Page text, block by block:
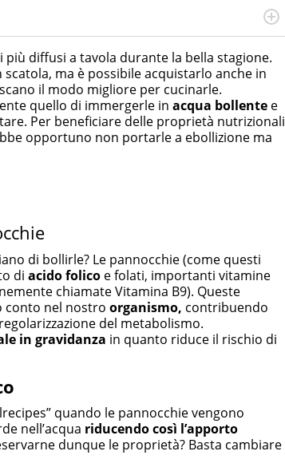
Management e Google Digital Training su
di contenuti in ottica SEO e dello sviluppo
digitali.
diffusi a tavola durante la bella stagione.
ma è possibile acquistarlo anche in
il modo migliore per cucinarle.
quello di immergerle in acqua bollente e
Per beneficiare delle proprietà nutrizionali
opportuno non portarle a ebollizione ma
di bollirle? Le pannocchie (come questi
di acido folico e folati, importanti vitamine
chiamate Vitamina B9). Queste
conto nel nostro organismo, contribuendo
del metabolismo.
in gravidanza in quanto riduce il rischio di
quando le pannocchie vengono
nell’acqua riducendo così l’apporto
dunque le proprietà? Basta cambiare